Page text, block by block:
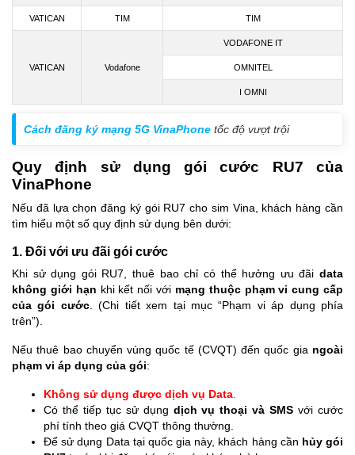
VATICAN TIM TIM
VATICAN Vodafone
VODAFONE IT
OMNITEL
I OMNI
Cách đăng ký mạng 5G VinaPhone tốc độ vượt trội
Quy định sử dụng gói cước RU7 của
VinaPhone
Nếu đã lựa chọn đăng ký gói RU7 cho sim Vina, khách hàng cần
tìm hiểu một số quy định sử dụng bên dưới:
1. Đối với ưu đãi gói cước
Khi sử dụng gói RU7, thuê bao chỉ có thể hưởng ưu đãi data
không giới hạn khi kết nối với mạng thuộc phạm vi cung cấp
của gói cước. (Chi tiết xem tại mục “Phạm vi áp dụng phía
trên”).
Nếu thuê bao chuyển vùng quốc tế (CVQT) đến quốc gia ngoài
phạm vi áp dụng của gói:
Không sử dụng được dịch vụ Data.
Có thể tiếp tục sử dụng dịch vụ thoại và SMS với cước
phí tính theo giá CVQT thông thường.
Để sử dụng Data tại quốc gia này, khách hàng cần hủy gói